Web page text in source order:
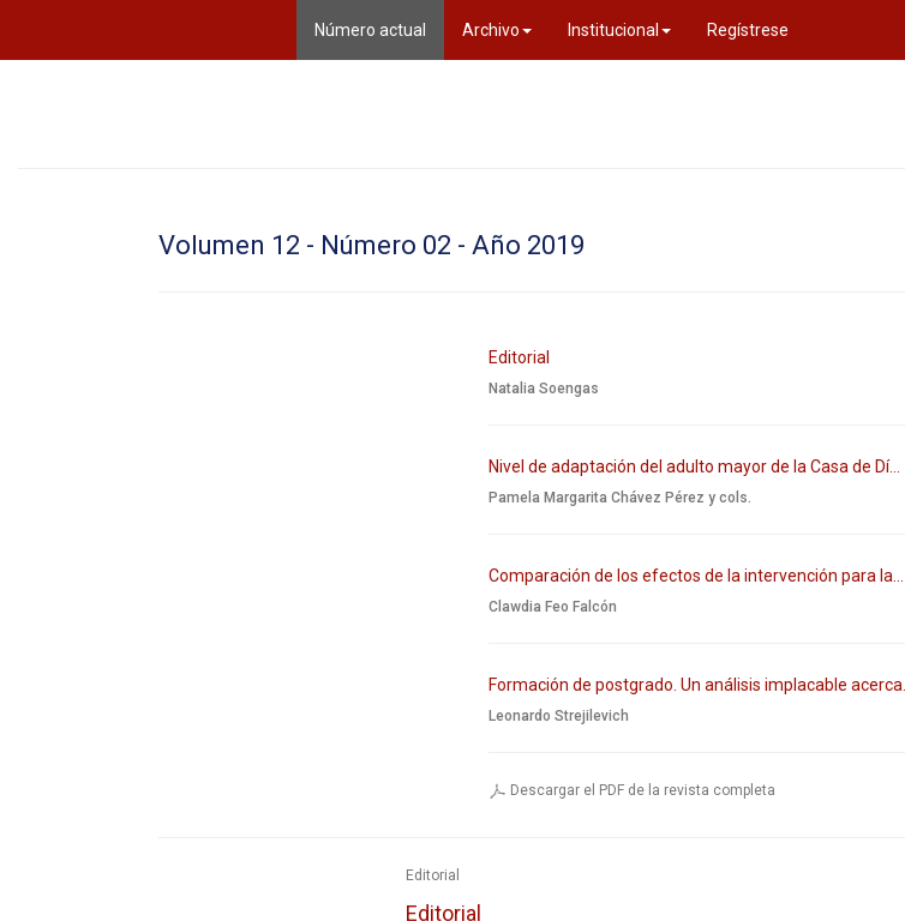
Número actual (current)Archivo Institucional Regístrese
Volumen 12 - Número 02 - Año 2019
Editorial
Natalia Soengas
Nivel de adaptación del adulto mayor de la Casa de Dí...
Pamela Margarita Chávez Pérez y cols.
Comparación de los efectos de la intervención para la...
Clawdia Feo Falcón
Formación de postgrado. Un análisis implacable acerca...
Leonardo Strejilevich
Descargar el PDF de la revista completa
Editorial
Editorial